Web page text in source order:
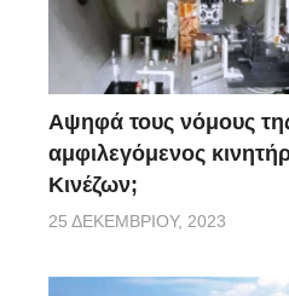
Αψηφά τους νόμους
αμφιλεγόμενος
Κινέζων;
25 ΔΕΚΕΜΒΡΊΟΥ, 2023